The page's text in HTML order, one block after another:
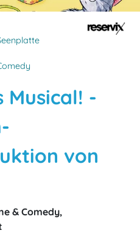
Musical! -
von
& Comedy,